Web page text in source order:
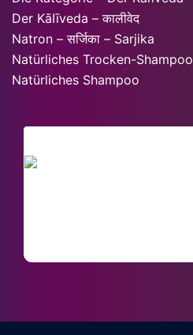
Der KāIīveda – कालीवेद
Natron – सर्जिका – Sarjika
Natürliches Trocken-Shampoo
Natürliches Shampoo